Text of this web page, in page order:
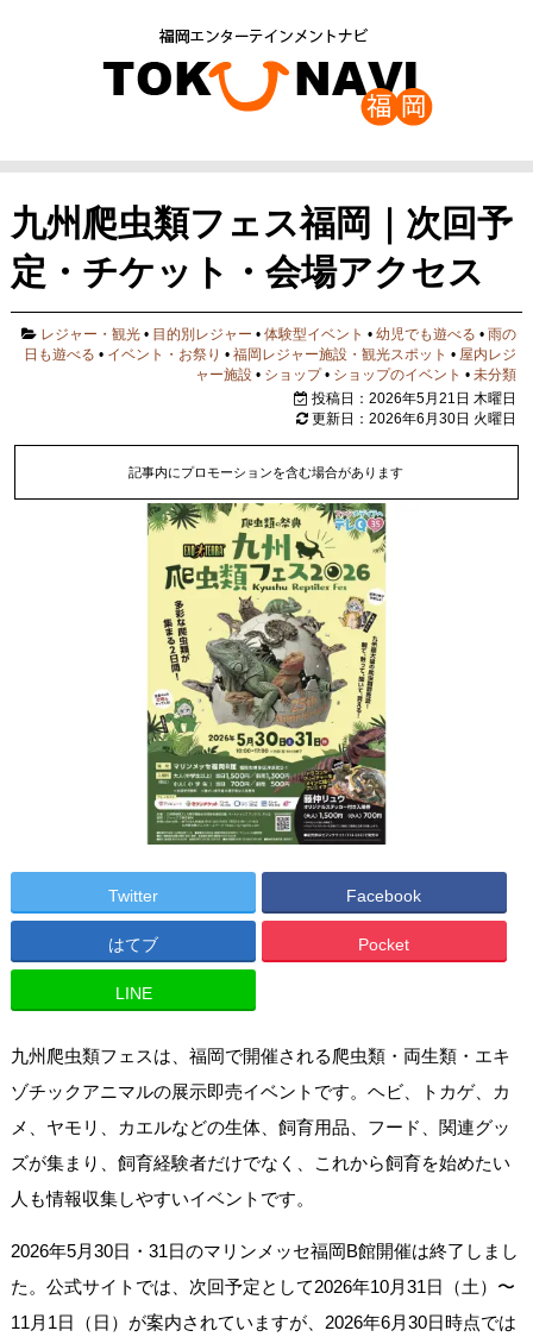
九州爬虫類フェス福岡｜次回予
定・チケット・会場アクセス
レジャー・観光 • 目的別レジャー •体験型イベント •幼児でも遊べる •雨の
日も遊べる • イベント・お祭り •福岡レジャー施設・観光スポット • 屋内レジ
ャー施設 • ショップ• ショップのイベント •未分類
投稿日：2026年5月21日 木曜日
更新日：2026年6月30日 火曜日
記事内にプロモーションを含む場合があります
Twitter Facebook
はてブ Pocket
LINE
九州爬虫類フェスは、福岡で開催される爬虫類・両生類・エキ
ゾチックアニマルの展示即売イベントです。ヘビ、トカゲ、カ
メ、ヤモリ、カエルなどの生体、飼育用品、フード、関連グッ
ズが集まり、飼育経験者だけでなく、これから飼育を始めたい
人も情報収集しやすいイベントです。
2026年5月30日・31日のマリンメッセ福岡B館開催は終了しまし
た。公式サイトでは、次回予定として2026年10月31日（土）〜
11月1日（日）が案内されていますが、2026年6月30日時点では